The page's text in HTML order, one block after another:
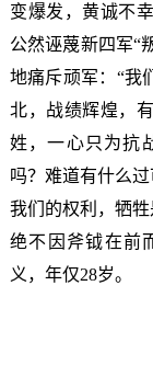
变爆发，黄诚不
公然诬蔑新四军“
地痛斥顽军：“我
北，战绩辉煌，
姓，一心只为抗
吗？难道有什么
我们的权利，牺
绝不因斧钺在前
义，年仅28岁。